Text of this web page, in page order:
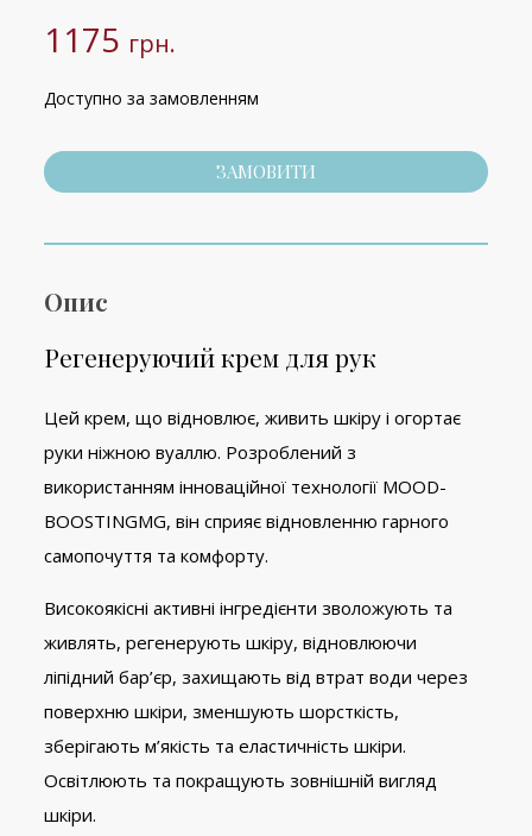
1175 грн.
Доступно за замовленням
ЗАМОВИТИ
Опис
Регенеруючий крем для рук
Цей крем, що відновлює, живить шкіру і огортає
руки ніжною вуаллю. Розроблений з
використанням інноваційної технології MOOD-
BOOSTINGMG, він сприяє відновленню гарного
самопочуття та комфорту.
Високоякісні активні інгредієнти зволожують та
живлять, регенерують шкіру, відновлюючи
ліпідний бар’єр, захищають від втрат води через
поверхню шкіри, зменшують шорсткість,
зберігають м’якість та еластичність шкіри.
Освітлюють та покращують зовнішній вигляд
шкіри.